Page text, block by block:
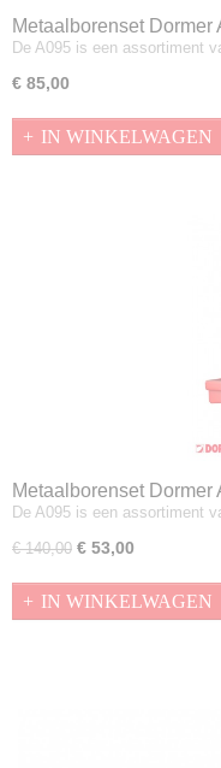
Metaalborenset Dormer
De A095 is een assortiment
€ 85,00
IN WINKELWAGEN
Metaalborenset Dormer
De A095 is een assortiment
€ 140,00 € 53,00
IN WINKELWAGEN